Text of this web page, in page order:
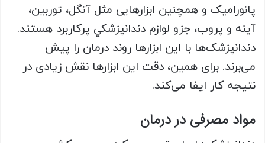
پانورامیک و همچنین ابزارهایی مثل آنگل، توربین،
آینه و پروب، جزو لوازم دندانپزشكي پرکاربرد هستند.
دندانپزشک‌ها با این ابزارها روند درمان را پیش
می‌برند. برای همین، دقت این ابزارها نقش زیادی در
نتیجه‌ کار ایفا می‌کند.
مواد مصرفی در درمان